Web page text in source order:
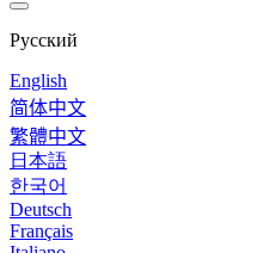
Русский
English
简体中文
繁體中文
日本語
한국어
Deutsch
Français